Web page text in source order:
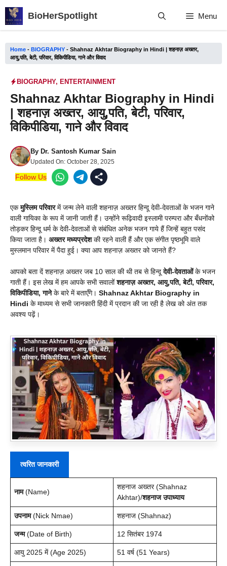
Skip
BioHerSpotlight Menu
Home - BIOGRAPHY - Shahnaz Akhtar Biography in Hindi | शहनाज़ अख्तर,
आयु,पति, बेटी, परिवार, विकिपीडिया, गाने और विवाद
BIOGRAPHY, ENTERTAINMENT
Shahnaz Akhtar Biography in Hindi
| शहनाज़ अख्तर, आयु,पति, बेटी, परिवार,
विकिपीडिया, गाने और विवाद
By Dr. Santosh Kumar Sain
Updated On: October 28, 2025
Follow Us
एकमुस्लिम परिवारमें जन्म लेने वाली शहनाज़ अख्तर हिन्दू देवी-देवताओं के भजन गाने
वाली गायिका के रूप में जानी जाती हैं। उन्होंने रूढ़िवादी इस्लामी परम्परा और बँधनोंको
तोड़कर हिन्दू धर्म के देवी-देवताओं से संबंधित अनेक भजन गाये हैं जिन्हें बहुत पसंद
किया जाता है। अख्तर मध्यप्रदेशकी रहने वाली हैं और एक संगीत पृष्ठभूमि वाले
मुस्लमान परिवार में पैदा हुई। क्या आप शहनाज़ अख्तर को जानते हैं?
आपको बता दें शहनाज़ अख्तर जब 10 साल की थी तब से हिन्दूदेवी-देवताओंके भजन
गाती हैं। इस लेख में हम आपके सभी सवालोंशहनाज़ अख्तर, आयु,पति, बेटी, परिवार,
विकिपीडिया, गानेके बारे में बताएँगे। Shahnaz Akhtar Biography in
Hindi के माध्यम से सभी जानकारी हिंदी में प्रदान की जा रही है लेख को अंत तक
अवश्य पढ़ें।
त्वरित जानकारी
नाम(Name)
शहनाज अख्तर (Shahnaz
Akhtar)/शहनाज उपाध्याय
उपनाम(Nick Nmae) शहनाज (Shahnaz)
जन्म(Date of Birth) 12 सितंबर 1974
आयु 2025 में (Age 2025) 51 वर्ष (51 Years)